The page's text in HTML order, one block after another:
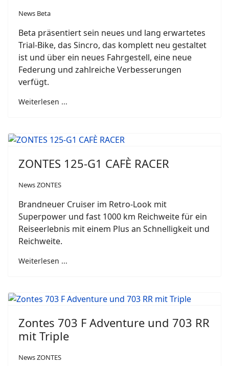
News Beta
Beta präsentiert sein neues und lang erwartetes
Trial-Bike, das Sincro, das komplett neu gestaltet
ist und über ein neues Fahrgestell, eine neue
Federung und zahlreiche Verbesserungen
verfügt.
Weiterlesen ...
ZONTES 125-G1 CAFÈ RACER
News ZONTES
Brandneuer Cruiser im Retro-Look mit
Superpower und fast 1000 km Reichweite für ein
Reiseerlebnis mit einem Plus an Schnelligkeit und
Reichweite.
Weiterlesen ...
Zontes 703 F Adventure und 703 RR
mit Triple
News ZONTES